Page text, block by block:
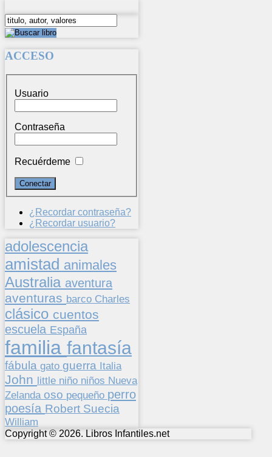
ACCESO
Usuario
Contraseña
Recuérdeme
¿Recordar contraseña?
¿Recordar usuario?
adolescencia
amistad animales
Australia aventura
aventuras barco Charles
clásico cuentos
escuela España
familia fantasía
fábula gato guerra Italia
John little niño niños Nueva
Zelanda oso pequeño perro
poesía Robert Suecia
William
Copyright © 2026. Libros Infantiles.net